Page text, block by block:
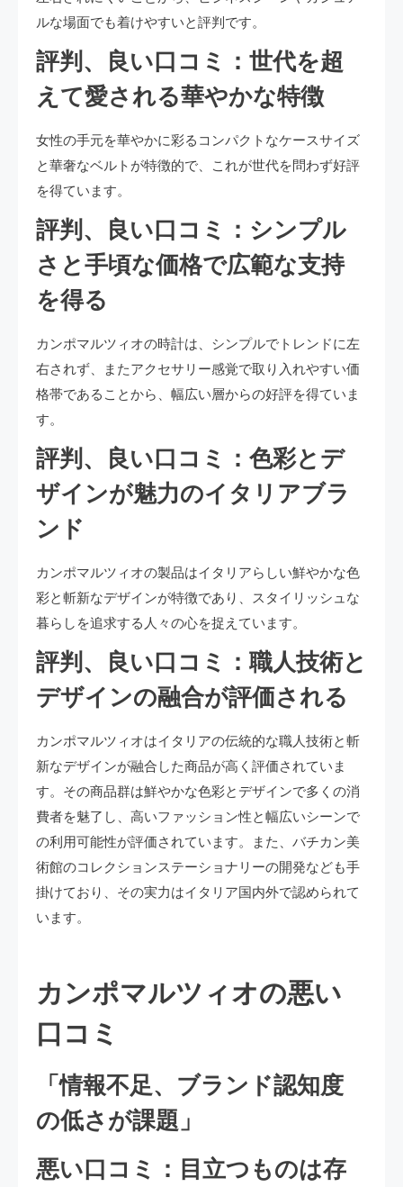
ルな場面でも着けやすいと評判です。
評判、良い口コミ：世代を超
えて愛される華やかな特徴
女性の手元を華やかに彩るコンパクトなケースサイズ
と華奢なベルトが特徴的で、これが世代を問わず好評
を得ています。
評判、良い口コミ：シンプル
さと手頃な価格で広範な支持
を得る
カンポマルツィオの時計は、シンプルでトレンドに左
右されず、またアクセサリー感覚で取り入れやすい価
格帯であることから、幅広い層からの好評を得ていま
す。
評判、良い口コミ：色彩とデ
ザインが魅力のイタリアブラ
ンド
カンポマルツィオの製品はイタリアらしい鮮やかな色
彩と斬新なデザインが特徴であり、スタイリッシュな
暮らしを追求する人々の心を捉えています。
評判、良い口コミ：職人技術と
デザインの融合が評価される
カンポマルツィオはイタリアの伝統的な職人技術と斬
新なデザインが融合した商品が高く評価されていま
す。その商品群は鮮やかな色彩とデザインで多くの消
費者を魅了し、高いファッション性と幅広いシーンで
の利用可能性が評価されています。また、バチカン美
術館のコレクションステーショナリーの開発なども手
掛けており、その実力はイタリア国内外で認められて
います。
カンポマルツィオの悪い
口コミ
「情報不足、ブランド認知度
の低さが課題」
悪い口コミ：目立つものは存